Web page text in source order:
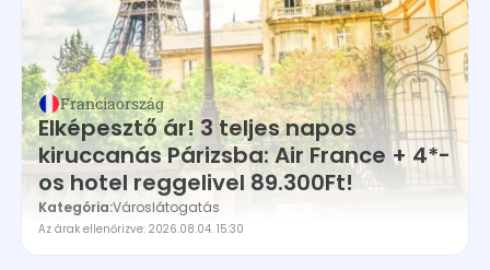
Franciaország
Elképesztő ár! 3 teljes napos
kiruccanás Párizsba: Air France + 4*-
os hotel reggelivel 89.300Ft!
Kategória:Városlátogatás
Az árak ellenőrizve: 2026.08.04. 15:30